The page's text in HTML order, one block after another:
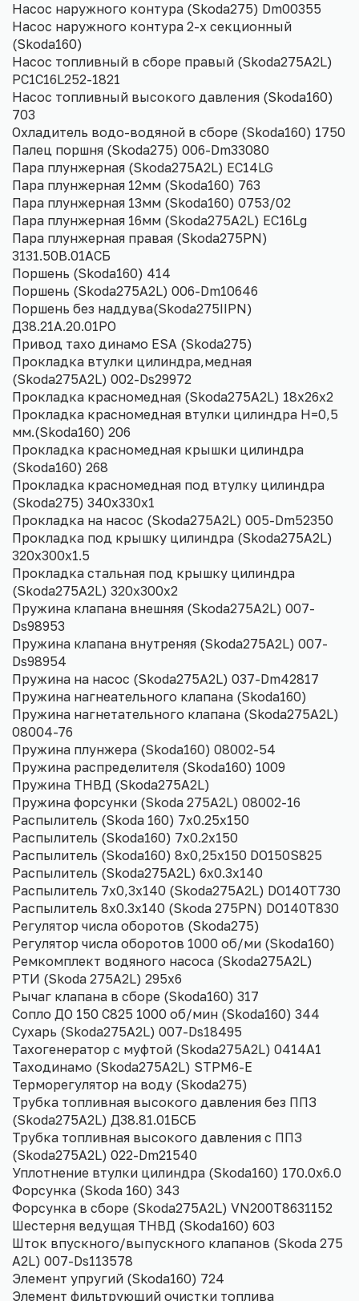
Насос наружного контура (Skoda275) Dm00355
Насос наружного контура 2-х секционный
(Skoda160)
Насос топливный в сборе правый (Skoda275A2L)
PC1C16L252-1821
Насос топливный высокого давления (Skoda160)
703
Охладитель водо-водяной в сборе (Skoda160) 1750
Палец поршня (Skoda275) 006-Dm33080
Пара плунжерная (Skoda275A2L) EC14LG
Пара плунжерная 12мм (Skoda160) 763
Пара плунжерная 13мм (Skoda160) 0753/02
Пара плунжерная 16мм (Skoda275A2L) EC16Lg
Пара плунжерная правая (Skoda275PN)
3131.50В.01АСБ
Поршень (Skoda160) 414
Поршень (Skoda275A2L) 006-Dm10646
Поршень без наддува(Skoda275IIPN)
Д38.21А.20.01РО
Привод тахо динамо ESA (Skoda275)
Прокладка втулки цилиндра,медная
(Skoda275A2L) 002-Ds29972
Прокладка красномедная (Skoda275A2L) 18х26х2
Прокладка красномедная втулки цилиндра H=0,5
мм.(Skoda160) 206
Прокладка красномедная крышки цилиндра
(Skoda160) 268
Прокладка красномедная под втулку цилиндра
(Skoda275) 340х330х1
Прокладка на насос (Skoda275A2L) 005-Dm52350
Прокладка под крышку цилиндра (Skoda275A2L)
320х300х1.5
Прокладка стальная под крышку цилиндра
(Skoda275A2L) 320х300х2
Пружина клапана внешняя (Skoda275A2L) 007-
Ds98953
Пружина клапана внутреняя (Skoda275A2L) 007-
Ds98954
Пружина на насос (Skoda275A2L) 037-Dm42817
Пружина нагнеательного клапана (Skoda160)
Пружина нагнетательного клапана (Skoda275A2L)
08004-76
Пружина плунжера (Skoda160) 08002-54
Пружина распределителя (Skoda160) 1009
Пружина ТНВД (Skoda275A2L)
Пружина форсунки (Skoda 275A2L) 08002-16
Распылитель (Skoda 160) 7х0.25х150
Распылитель (Skoda160) 7х0.2х150
Распылитель (Skoda160) 8х0,25х150 DO150S825
Распылитель (Skoda275A2L) 6х0.3х140
Распылитель 7х0,3х140 (Skoda275A2L) DO140T730
Распылитель 8х0.3х140 (Skoda 275PN) DO140T830
Регулятор числа оборотов (Skoda275)
Регулятор числа оборотов 1000 об/ми (Skoda160)
Ремкомплект водяного насоса (Skoda275A2L)
РТИ (Skoda 275A2L) 295х6
Рычаг клапана в сборе (Skoda160) 317
Сопло ДО 150 С825 1000 об/мин (Skoda160) 344
Сухарь (Skoda275A2L) 007-Ds18495
Тахогенератор с муфтой (Skoda275A2L) 0414А1
Таходинамо (Skoda275A2L) STPM6-E
Терморегулятор на воду (Skoda275)
Трубка топливная высокого давления без ППЗ
(Skoda275A2L) Д38.81.01БСБ
Трубка топливная высокого давления с ППЗ
(Skoda275A2L) 022-Dm21540
Уплотнение втулки цилиндра (Skoda160) 170.0х6.0
Форсунка (Skoda 160) 343
Форсунка в сборе (Skoda275A2L) VN200T8631152
Шестерня ведущая ТНВД (Skoda160) 603
Шток впускного/выпускного клапанов (Skoda 275
A2L) 007-Ds113578
Элемент упругий (Skoda160) 724
Элемент фильтрующий очистки топлива